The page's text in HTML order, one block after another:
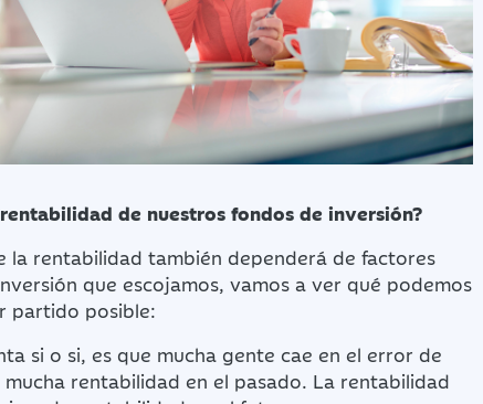
de nuestros fondos de inversión?
la rentabilidad también dependerá de factores
que escojamos, vamos a ver qué podemos
partido posible:
si o si, es que mucha gente cae en el error de
rentabilidad en el pasado. La rentabilidad